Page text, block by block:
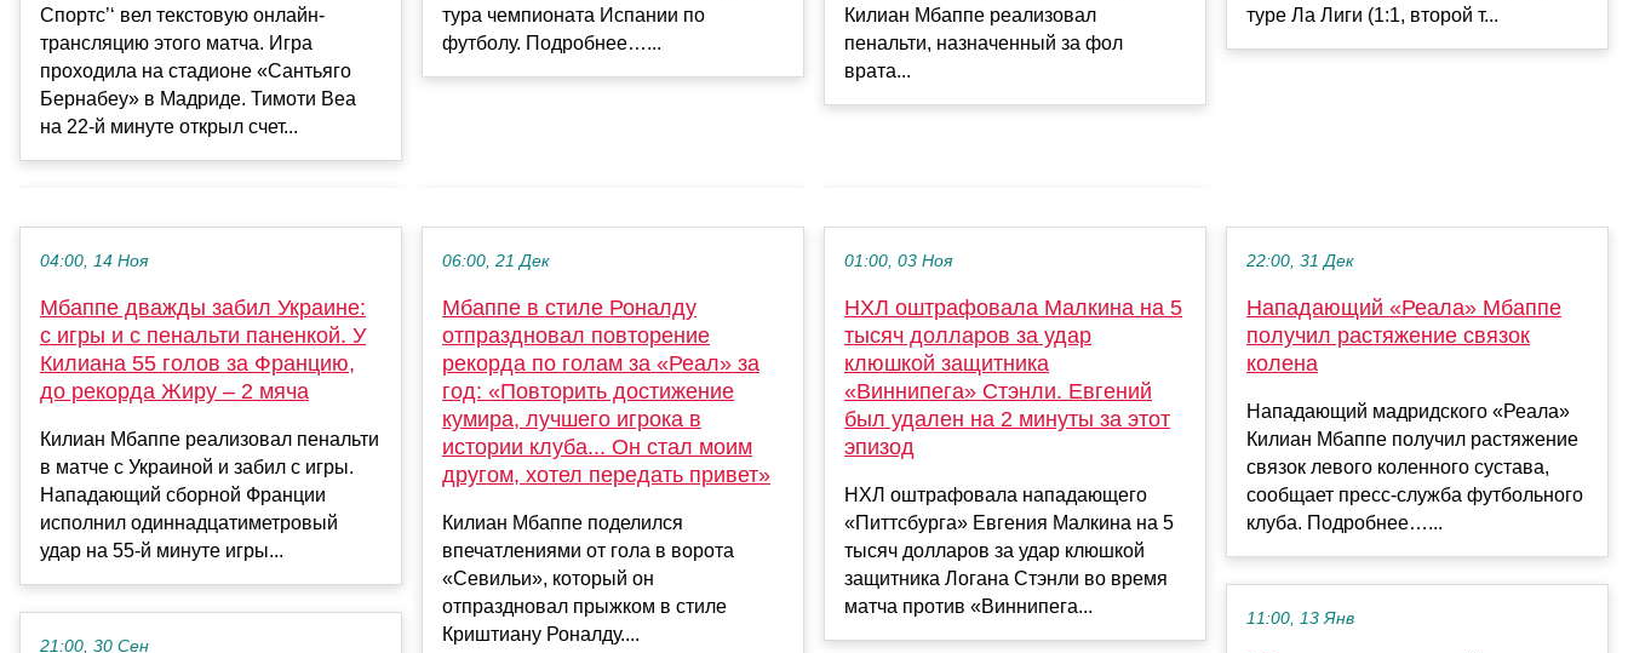
Спортс’‘ вел текстовую онлайн-
трансляцию этого матча. Игра
проходила на стадионе «Сантьяго
Бернабеу» в Мадриде. Тимоти Веа
на 22-й минуте открыл счет...
тура чемпионата Испании по
футболу. Подробнее…...
Килиан Мбаппе реализовал
пенальти, назначенный за фол
врата...
туре Ла Лиги (1:1, второй т...
04:00, 14 Ноя
Мбаппе дважды забил Украине:
с игры и с пенальти паненкой. У
Килиана 55 голов за Францию,
до рекорда Жиру – 2 мяча
Килиан Мбаппе реализовал пенальти
в матче с Украиной и забил с игры.
Нападающий сборной Франции
исполнил одиннадцатиметровый
удар на 55-й минуте игры...
21:00, 30 Сен
06:00, 21 Дек
Мбаппе в стиле Роналду
отпраздновал повторение
рекорда по голам за «Реал» за
год: «Повторить достижение
кумира, лучшего игрока в
истории клуба... Он стал моим
другом, хотел передать привет»
Килиан Мбаппе поделился
впечатлениями от гола в ворота
«Севильи», который он
отпраздновал прыжком в стиле
Криштиану Роналду....
01:00, 03 Ноя
НХЛ оштрафовала Малкина на 5
тысяч долларов за удар
клюшкой защитника
«Виннипега» Стэнли. Евгений
был удален на 2 минуты за этот
эпизод
НХЛ оштрафовала нападающего
«Питтсбурга» Евгения Малкина на 5
тысяч долларов за удар клюшкой
защитника Логана Стэнли во время
матча против «Виннипега...
22:00, 31 Дек
Нападающий «Реала» Мбаппе
получил растяжение связок
колена
Нападающий мадридского «Реала»
Килиан Мбаппе получил растяжение
связок левого коленного сустава,
сообщает пресс‑служба футбольного
клуба. Подробнее…...
11:00, 13 Янв